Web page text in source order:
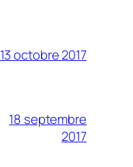
13 octobre 2017
18 septembre
2017